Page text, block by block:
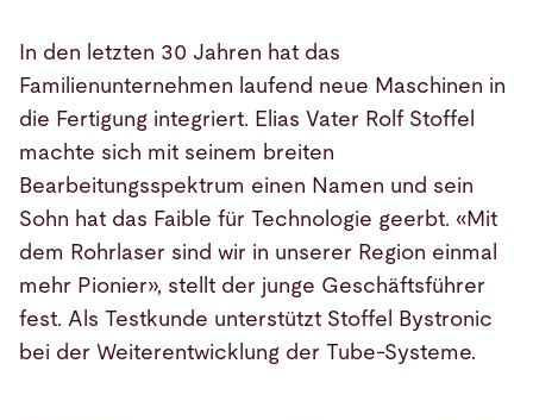
In den letzten 30 Jahren hat das
Familienunternehmen laufend neue Maschinen in
die Fertigung integriert. Elias Vater Rolf Stoffel
machte sich mit seinem breiten
Bearbeitungsspektrum einen Namen und sein
Sohn hat das Faible für Technologie geerbt. «Mit
dem Rohrlaser sind wir in unserer Region einmal
mehr Pionier», stellt der junge Geschäftsführer
fest. Als Testkunde unterstützt Stoffel Bystronic
bei der Weiterentwicklung der Tube-Systeme.